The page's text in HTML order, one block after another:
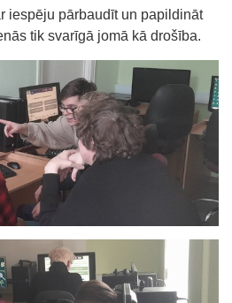
iespēju pārbaudīt un papildināt
tik svarīgā jomā kā drošība.